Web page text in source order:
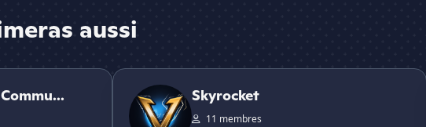
aussi
Skyrocket
Skyrocket
11 membres